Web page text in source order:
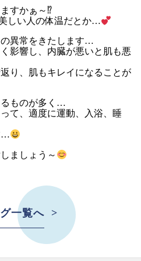
すかぁ～⁉
美しい人の体温だとか…
異常をきたします…
影響し、内臓が悪いと肌も悪
り、肌もキレイになることが
ものが多く…
て、適度に運動、入浴、睡
…
ましょう～
一覧へ